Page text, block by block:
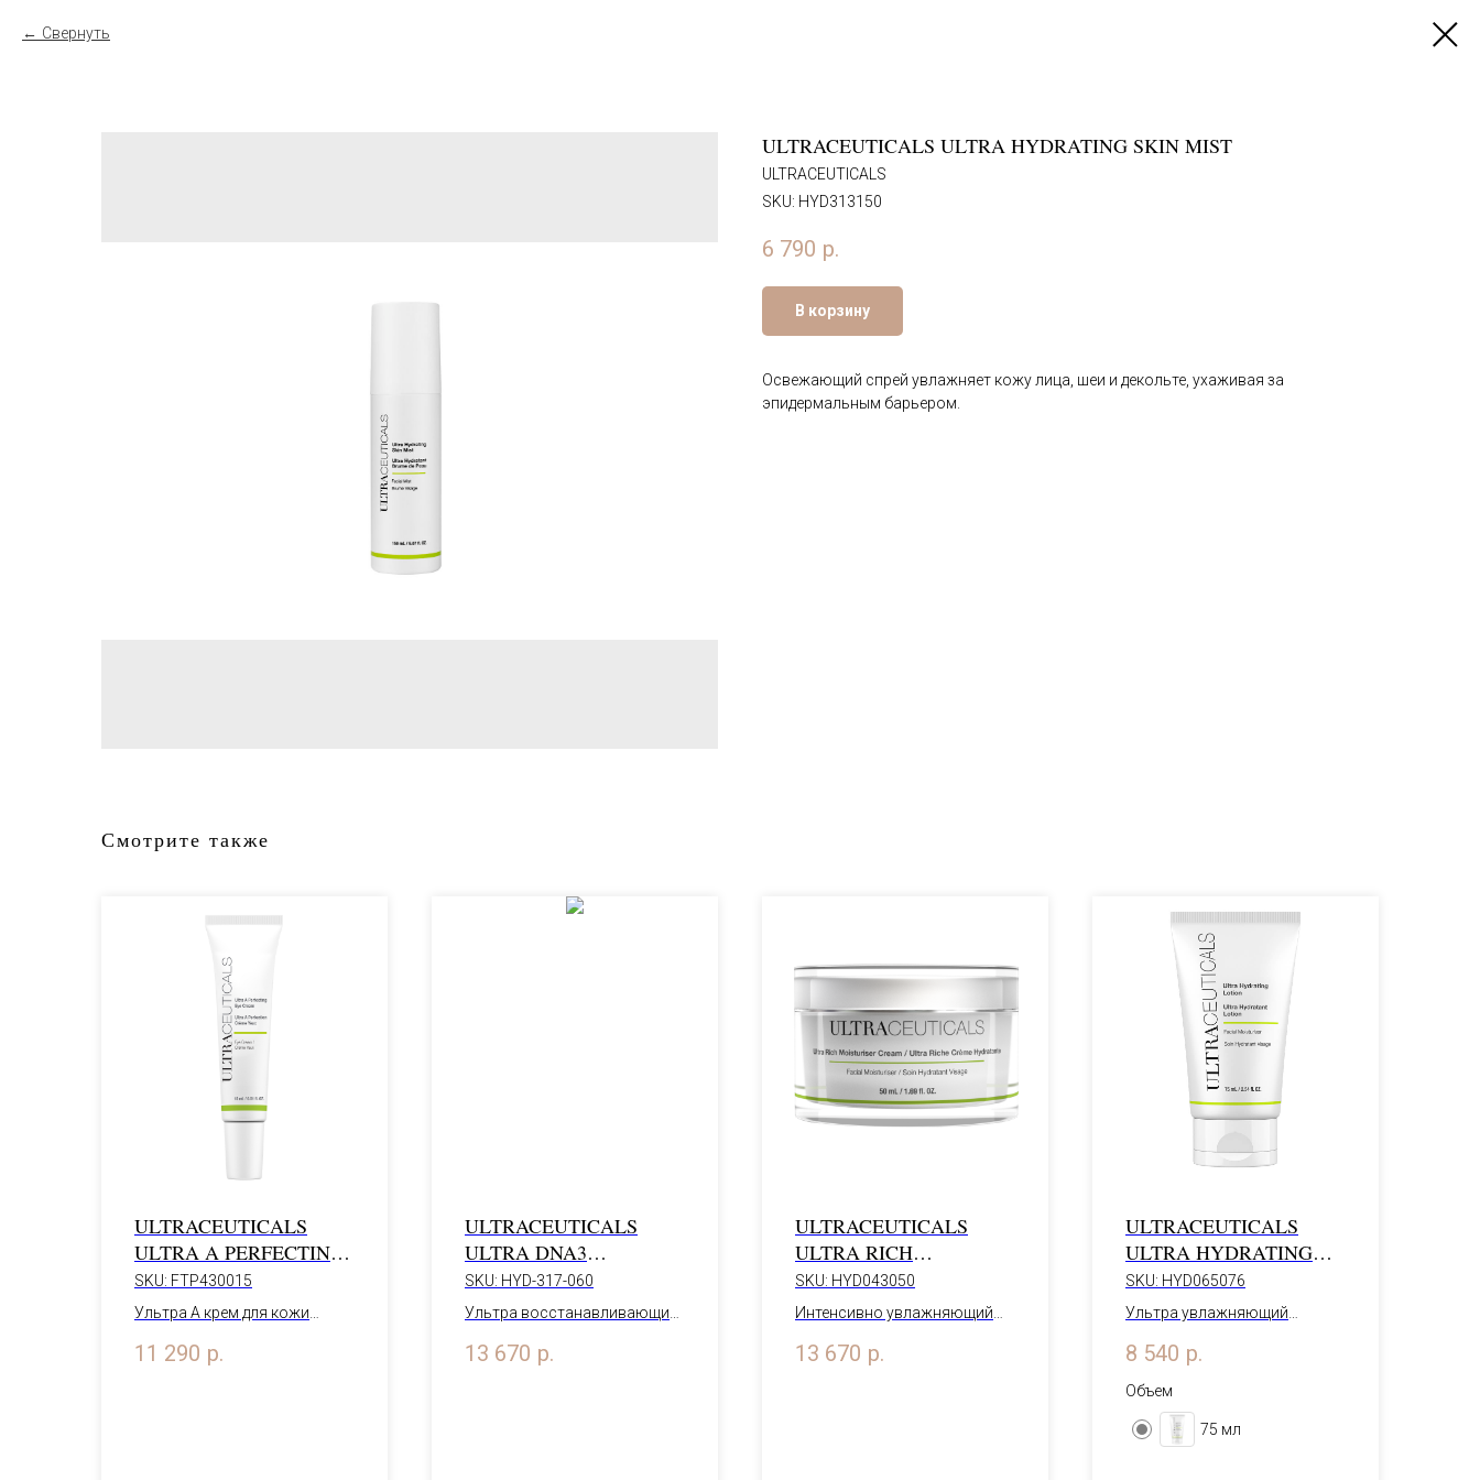
Свернуть
ULTRACEUTICALS ULTRA HYDRATING SKIN MIST
ULTRACEUTICALS
SKU: HYD313150
6 790 р.
В корзину
Освежающий спрей увлажняет кожу лица, шеи и декольте, ухаживая за
эпидермальным барьером.
Смотрите также
ULTRACEUTICALS
ULTRA A PERFECTING
EYE CREAM
SKU: FTP430015
Ультра А крем для кожи
кожи"15 мл
11 290 р.
ULTRACEUTICALS
ULTRA DNA3
COMPLEX RECOVERY
NIGHT CREAM
SKU: HYD-317-060
Ультра восстанавливающий
13 670 р.
ULTRACEUTICALS
ULTRA RICH
MOISTURISER CREAM
SKU: HYD043050
Интенсивно увлажняющий
13 670 р.
ULTRACEUTICALS
ULTRA HYDRATING
LOTION
SKU: HYD065076
Ультра увлажняющий
8 540 р.
Объем
75 мл